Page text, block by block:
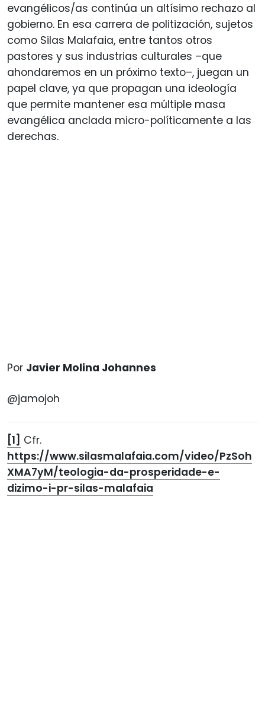
evangélicos/as continúa un altísimo rechazo al
gobierno. En esa carrera de politización, sujetos
como Silas Malafaia, entre tantos otros
pastores y sus industrias culturales –que
ahondaremos en un próximo texto–, juegan un
papel clave, ya que propagan una ideología
que permite mantener esa múltiple masa
evangélica anclada micro-políticamente a las
derechas.
Por Javier Molina Johannes
@jamojoh
[1] Cfr.
https://www.silasmalafaia.com/video/PzSoh
XMA7yM/teologia-da-prosperidade-e-
dizimo-i-pr-silas-malafaia